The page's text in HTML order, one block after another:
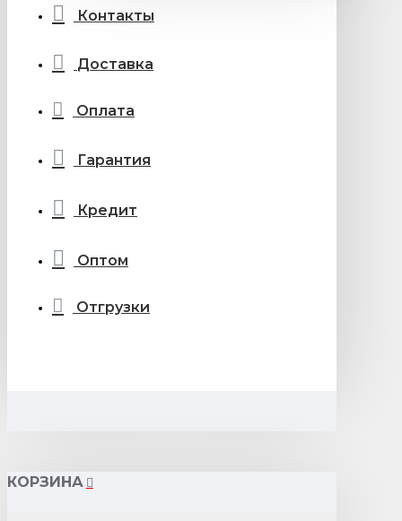
Контакты
Доставка
Оплата
Гарантия
Кредит
Оптом
Отгрузки
КОРЗИНА